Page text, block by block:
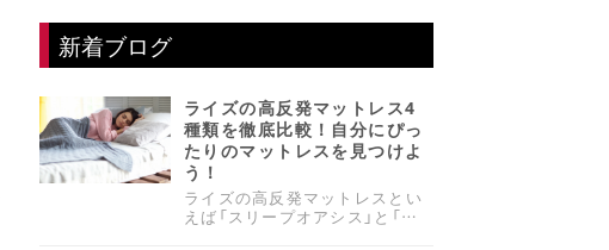
新着ブログ
ライズの高反発マットレス4
種類を徹底比較！自分にぴっ
たりのマットレスを見つけよ
う！
ライズの高反発マットレスとい
えば「スリープオアシス」と「…